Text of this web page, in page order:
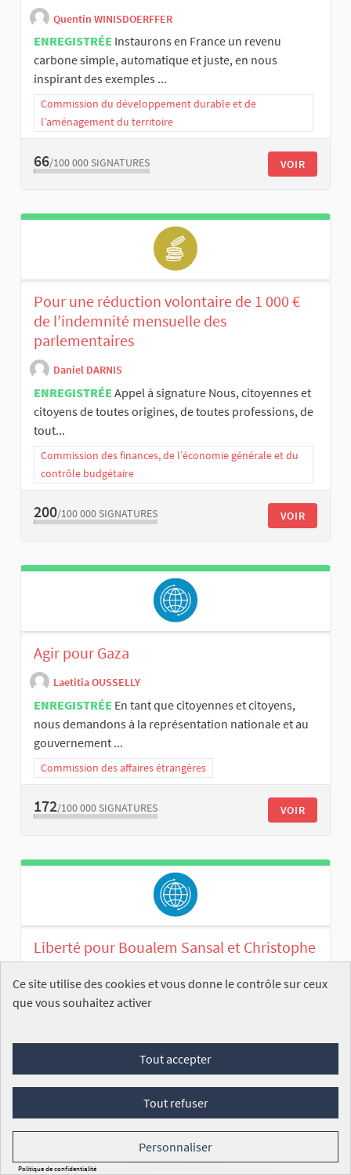
Quentin WINISDOERFFER
ENREGISTRÉE Instaurons en France un revenu
carbone simple, automatique et juste, en nous
inspirant des exemples ...
Commission du développement durable et de
l’aménagement du territoire
66/100 000 SIGNATURES VOIR
Pour une réduction volontaire de 1 000 €
de l’indemnité mensuelle des
parlementaires
Daniel DARNIS
ENREGISTRÉE Appel à signature Nous, citoyennes et
citoyens de toutes origines, de toutes professions, de
tout...
Commission des finances, de l’économie générale et du
contrôle budgétaire
200/100 000 SIGNATURES VOIR
Agir pour Gaza
Laetitia OUSSELLY
ENREGISTRÉE En tant que citoyennes et citoyens,
nous demandons à la représentation nationale et au
gouvernement ...
Commission des affaires étrangères
172/100 000 SIGNATURES VOIR
Liberté pour Boualem Sansal et Christophe
Gleizes – Pour le droit d’écrire, pour le droit
de penser
l’écrire. Ce que l’on tente d’éteindre, il faut l’éclairer. »
...
Commission des affaires étrangères
SIGNATURES
Ce site utilise des cookies et vous donne le contrôle sur ceux
que vous souhaitez activer
Tout accepter
Tout refuser
Personnaliser
Politique de confidentialité